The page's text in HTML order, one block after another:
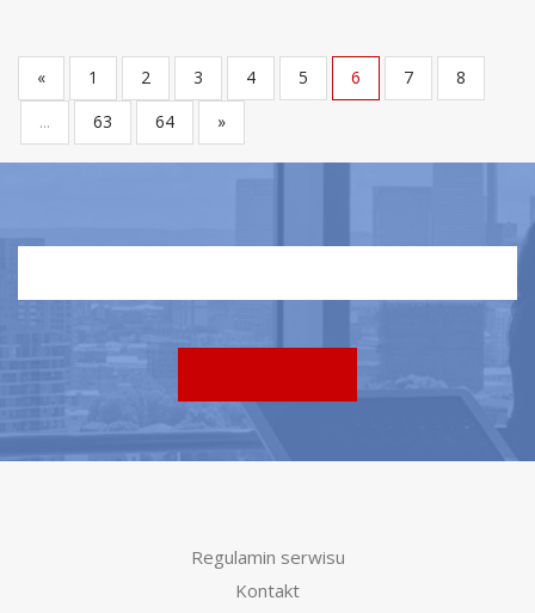
« 1 2 3 4 5 6 7
8
...
63 64 »
Regulamin serwisu
Kontakt